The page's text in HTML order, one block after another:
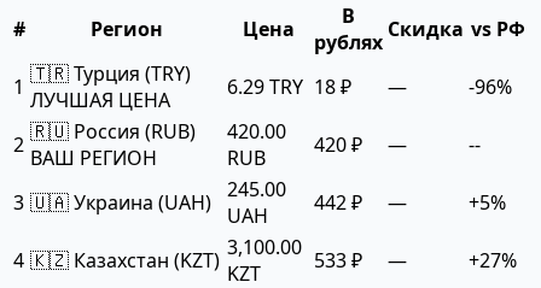
#
Регион Цена
В
рублях Скидка vs РФ
1 🇹🇷 Турция (TRY)
ЛУЧШАЯ ЦЕНА
6.29 TRY 18 ₽ — -96%
2 🇷🇺 Россия (RUB)
ВАШ РЕГИОН
420.00
RUB
420 ₽ — --
3 🇺🇦 Украина (UAH) 245.00
UAH
442 ₽ — +5%
4 🇰🇿 Казахстан (KZT) 3,100.00
KZT
533 ₽ — +27%